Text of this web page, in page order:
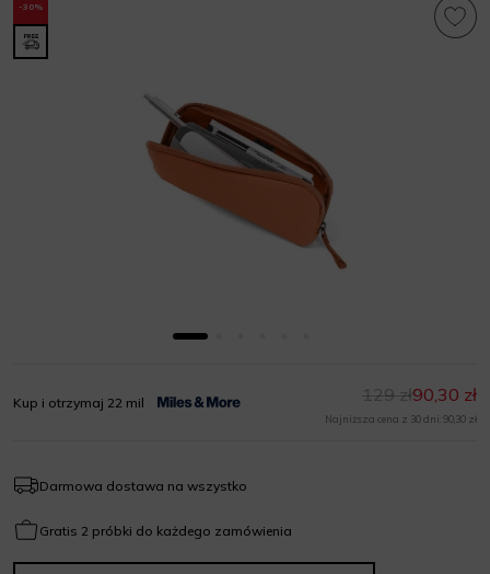
-30%
Kup i otrzymaj 22 mil 90,30 zł
129 zł
Najniższa cena z 30 dni: 90,30 zł
Darmowa dostawa na wszystko
Gratis 2 próbki do każdego zamówienia